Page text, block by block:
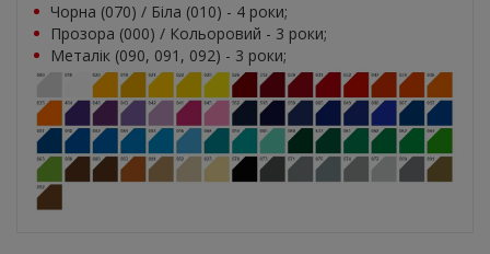
Чорна (070) / Біла (010) - 4 роки;
Прозора (000) / Кольоровий - 3 роки;
Металік (090, 091, 092) - 3 роки;